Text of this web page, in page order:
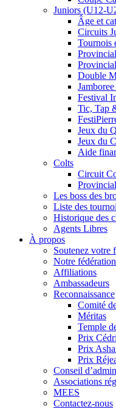
Juniors (U12-
Âge et
Circuits
Tournois
Double
Festival
Tic, Tap
Jeux du
Jeux du
Aide
Colts
Circuit
Les boss des
Liste des
Historique des
Agents Libres
À propos
Soutenez votre
Notre fédération
Affiliations
Ambassadeurs
Reconnaissance
Comité
Méritas
Temple
Prix
Prix
Prix
Conseil
Associations
MEES
Contactez-nous